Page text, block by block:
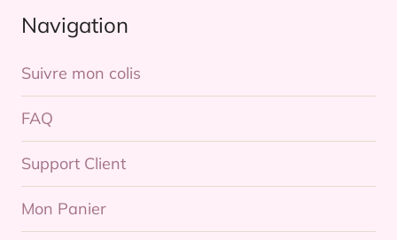
Navigation
Suivre mon colis
FAQ
Support Client
Mon Panier